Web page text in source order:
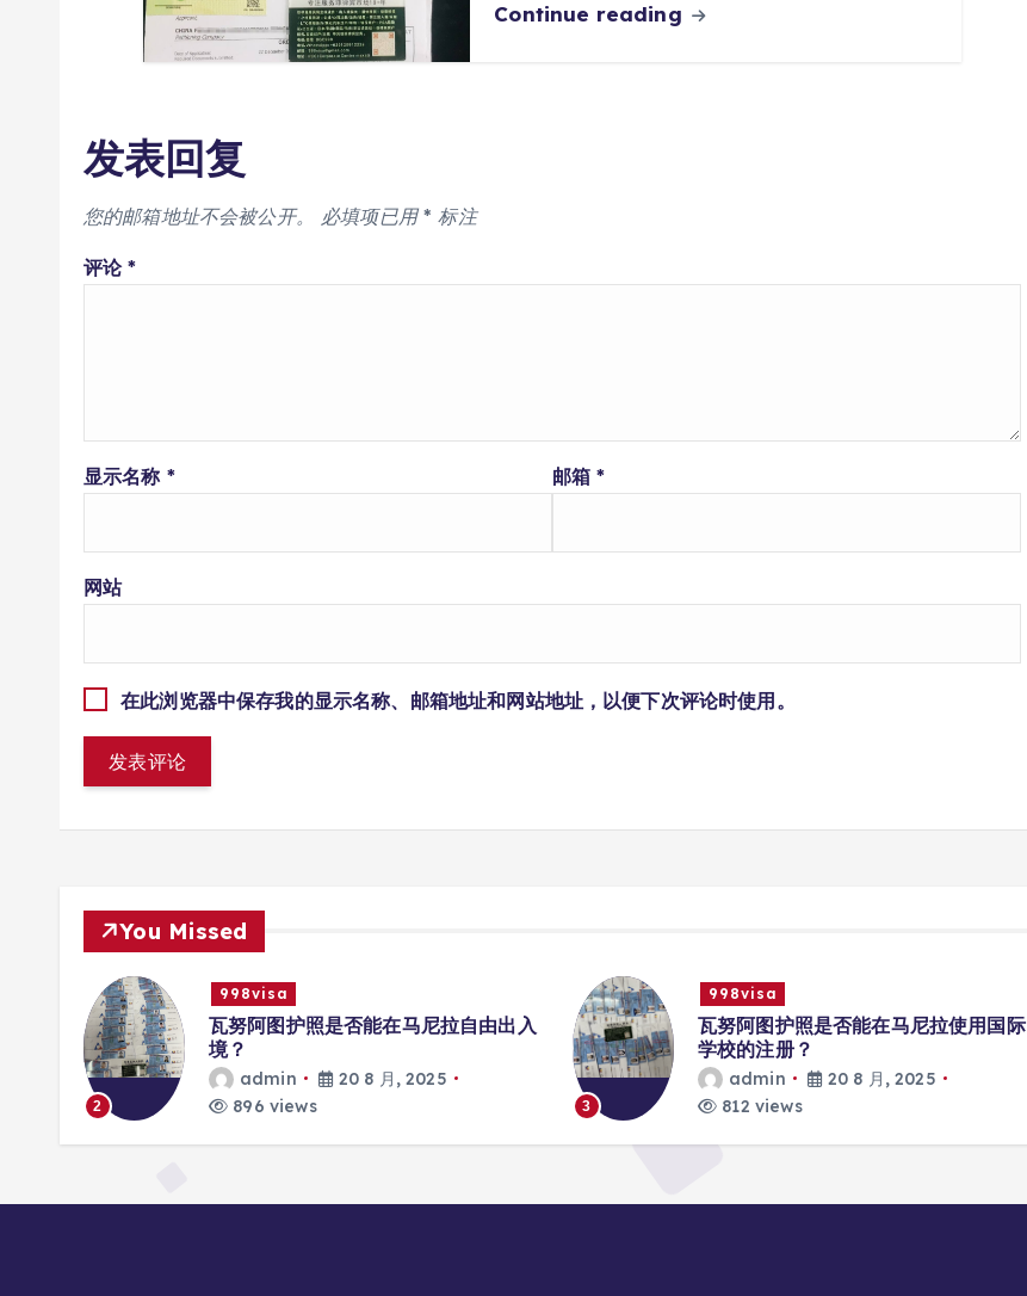
Continue reading
发表回复
您的邮箱地址不会被公开。 必填项已用* 标注
评论*
显示名称 * 邮箱*
网站
在此浏览器中保存我的显示名称、邮箱地址和网站地址，以便下次评论时使用。
You Missed
2
998visa
瓦努阿图护照是否能在马尼拉自由出入
境？
admin
20 8 月, 2025
896 views
3
998visa
瓦努阿图护照是否能在马尼拉使用国际
学校的注册？
admin
20 8 月, 2025
812 views